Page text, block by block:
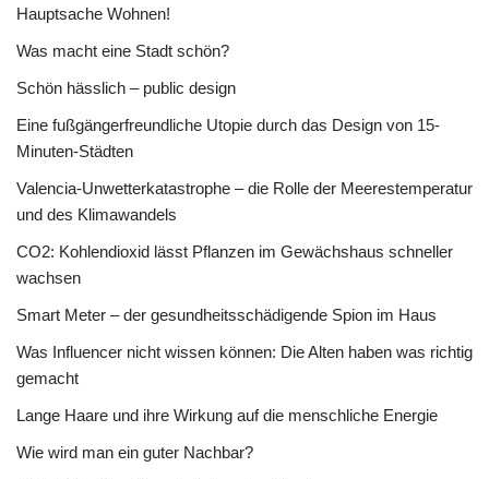
Hauptsache Wohnen!
Was macht eine Stadt schön?
Schön hässlich – public design
Eine fußgängerfreundliche Utopie durch das Design von 15-
Minuten-Städten
Valencia-Unwetterkatastrophe – die Rolle der Meerestemperatur
und des Klimawandels
CO2: Kohlendioxid lässt Pflanzen im Gewächshaus schneller
wachsen
Smart Meter – der gesundheitsschädigende Spion im Haus
Was Influencer nicht wissen können: Die Alten haben was richtig
gemacht
Lange Haare und ihre Wirkung auf die menschliche Energie
Wie wird man ein guter Nachbar?